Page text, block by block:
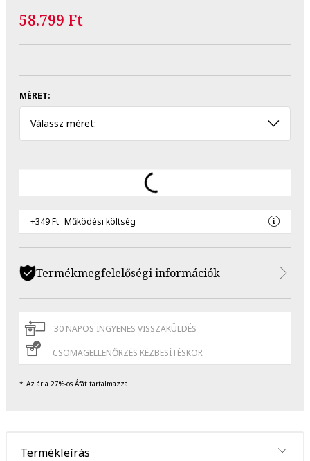
58.799 Ft
MÉRET:
Válassz méret:
+349 Ft Működési költség
Termékmegfelelőségi információk
30 NAPOS INGYENES VISSZAKÜLDÉS
CSOMAGELLENŐRZÉS KÉZBESÍTÉSKOR
Az ár a 27%-os Áfát tartalmazza
Termékleírás